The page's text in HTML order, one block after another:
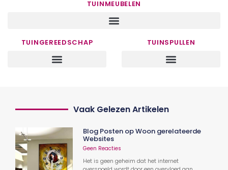
TUINMEUBELEN
TUINGEREEDSCHAP TUINSPULLEN
Vaak Gelezen Artikelen
Blog Posten op Woon gerelateerde
Websites
Geen Reacties
Het is geen geheim dat het internet